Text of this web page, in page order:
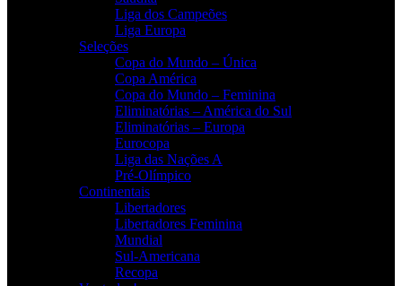
Liga dos Campeões
Liga Europa
Seleções
Copa do Mundo – Única
Copa América
Copa do Mundo – Feminina
Eliminatórias – América do Sul
Eliminatórias – Europa
Eurocopa
Liga das Nações A
Pré-Olímpico
Continentais
Libertadores
Libertadores Feminina
Mundial
Sul-Americana
Recopa